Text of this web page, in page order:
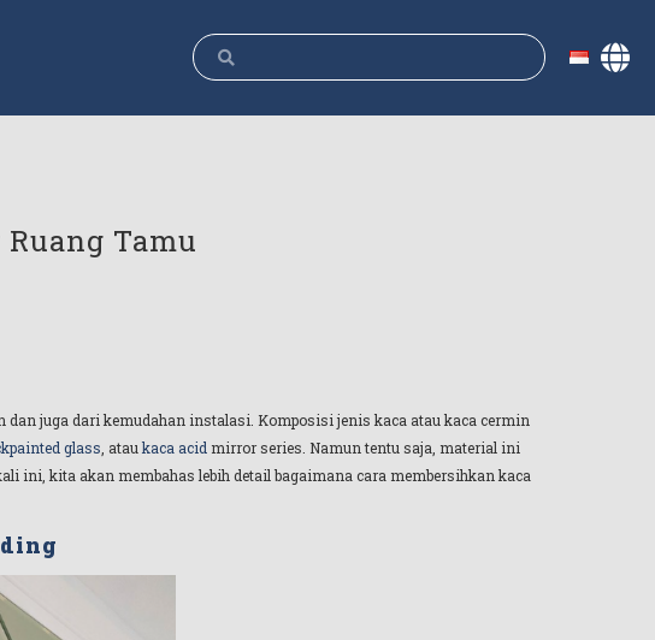
Tamu
juga dari kemudahan instalasi. Komposisi jenis kaca atau kaca cermin
glass , atau kaca acid mirror series. Namun tentu saja, material ini
ini, kita akan membahas lebih detail bagaimana cara membersihkan kaca